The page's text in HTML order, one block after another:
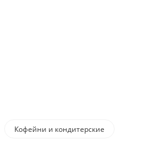
Кофейни и кондитерские